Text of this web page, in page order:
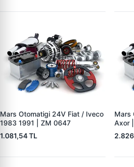
Mars Otomatigi 24V Fiat / Iveco
1983 1991 | ZM 0647
1.081,54 TL
Mars
Axor